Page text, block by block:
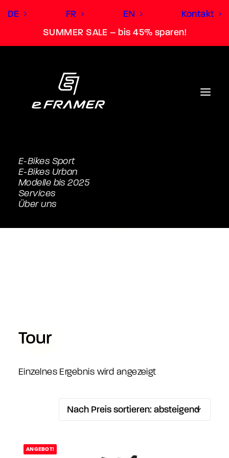
SUMMER SALE – bis 45% sparen!
DE FR EN Kontakt
E-Bikes Sport
E-Bikes Urban
Modelle bis 2025
Services
Über uns
Tour
Einzelnes Ergebnis wird angezeigt
ANGEBOT!